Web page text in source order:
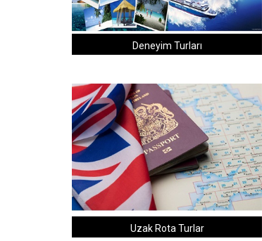
Deneyim Turları
Uzak Rota Turlar